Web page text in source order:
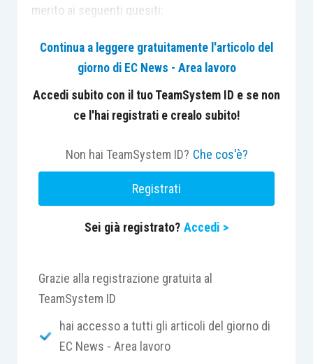
merito ai seguenti quesiti:
il corretto calcolo dell’aliquota di
tassazione del Tfr, in particolare
verificando se l’anzianità maturata nel
periodo di corresponsione della Q.u.i.r.
reddito di riferimento;
la possibile applicazione della tassazione
successivo a seguito del finanziamento
Le risposte sono state semplici e così
sintetizzabili:
Continua a leggere gratuitamente l'articolo del
giorno di EC News - Area lavoro
Accedi subito con il tuo TeamSystem ID e se non
ce l'hai registrati e crealo subito!
Non hai TeamSystem ID? Che cos'è?
Registrati
Sei già registrato? Accedi >
Grazie alla registrazione gratuita al
TeamSystem ID
hai accesso a tutti gli articoli del giorno di
EC News - Area lavoro